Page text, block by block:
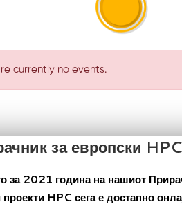
currently no events.
за европски
за 2021 година на нашиот
HPC сега е достапно